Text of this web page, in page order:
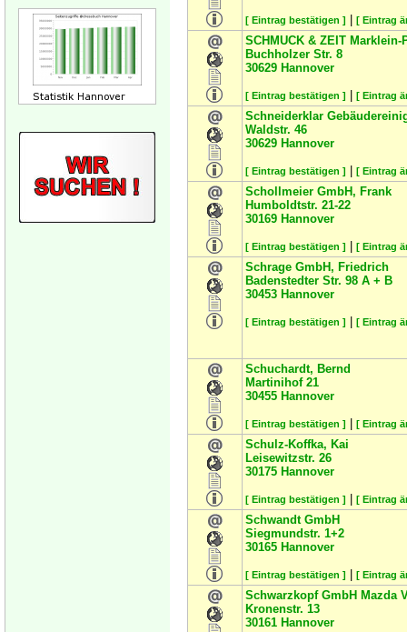
[ Eintrag bestätigen ] [ Eintrag
SCHMUCK & ZEIT Marklein-
Buchholzer Str. 8
30629 Hannover
[ Eintrag bestätigen ] [ Eintrag
Schneiderklar
Waldstr. 46
30629 Hannover
[ Eintrag bestätigen ] [ Eintrag
Schollmeier GmbH, Frank
Humboldtstr. 21-22
30169 Hannover
[ Eintrag bestätigen ] [ Eintrag
Schrage GmbH, Friedrich
Badenstedter Str. 98 A + B
30453 Hannover
[ Eintrag bestätigen ] [ Eintrag
Schuchardt, Bernd
Martinihof 21
30455 Hannover
[ Eintrag bestätigen ] [ Eintrag
Schulz-Koffka, Kai
Leisewitzstr. 26
30175 Hannover
[ Eintrag bestätigen ] [ Eintrag
Schwandt GmbH
Siegmundstr. 1+2
30165 Hannover
[ Eintrag bestätigen ] [ Eintrag
Schwarzkopf GmbH Mazda
Kronenstr. 13
30161 Hannover